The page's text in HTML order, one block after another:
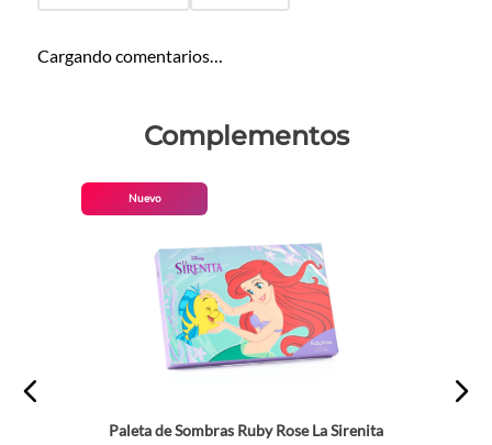
Cargando comentarios…
Complementos
Nuevo
Paleta de Sombras Ruby Rose La Sirenita